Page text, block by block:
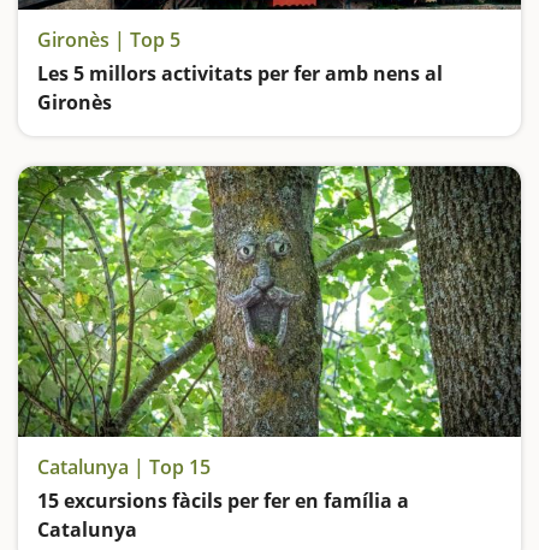
Gironès | Top 5
Les 5 millors activitats per fer amb nens al
Gironès
Catalunya | Top 15
15 excursions fàcils per fer en família a
Catalunya